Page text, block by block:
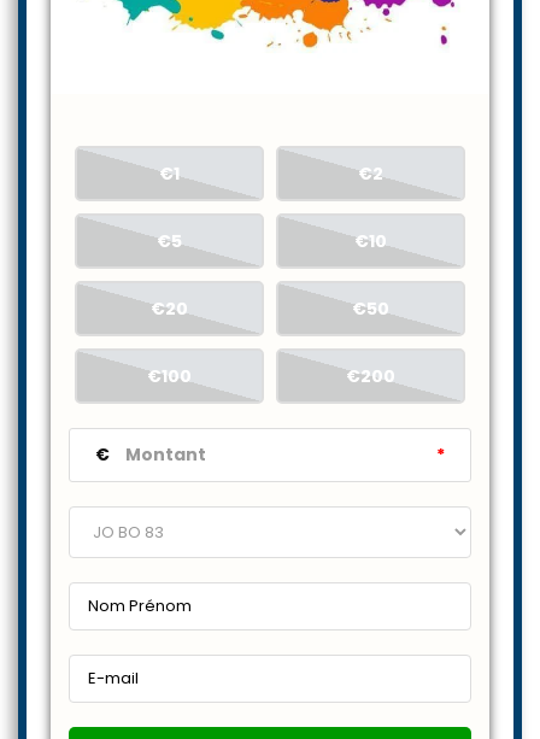
€1 €2
€5 €10
€20 €50
€100 €200
€ *